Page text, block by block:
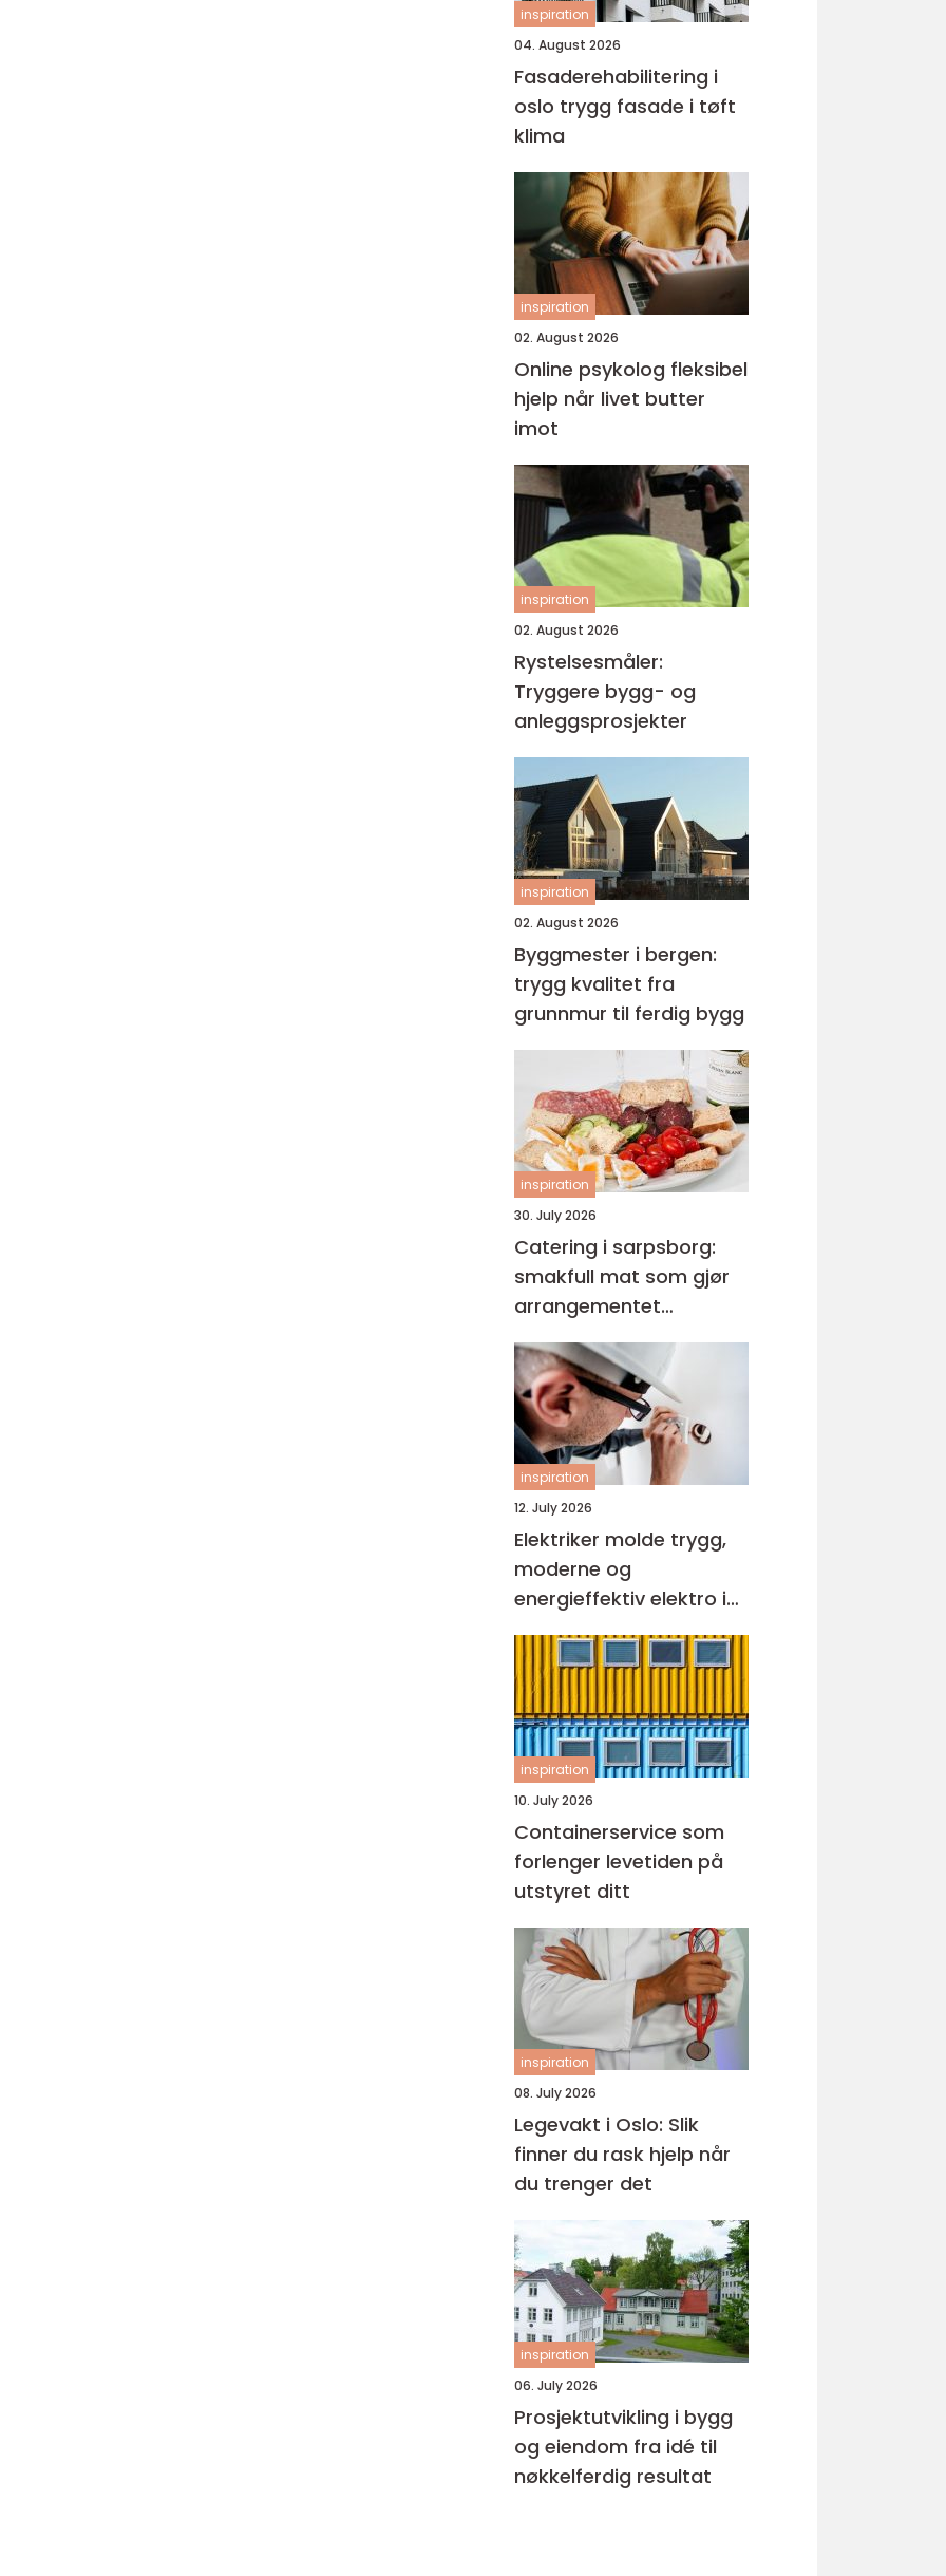
inspiration
04. August 2026
Fasaderehabilitering i
oslo trygg fasade i tøft
klima
inspiration
02. August 2026
Online psykolog fleksibel
hjelp når livet butter
imot
inspiration
02. August 2026
Rystelsesmåler:
Tryggere bygg- og
anleggsprosjekter
inspiration
02. August 2026
Byggmester i bergen:
trygg kvalitet fra
grunnmur til ferdig bygg
inspiration
30. July 2026
Catering i sarpsborg:
smakfull mat som gjør
arrangementet
komplett
inspiration
12. July 2026
Elektriker molde trygg,
moderne og
energieffektiv elektro i
hverdagen
inspiration
10. July 2026
Containerservice som
forlenger levetiden på
utstyret ditt
inspiration
08. July 2026
Legevakt i Oslo: Slik
finner du rask hjelp når
du trenger det
inspiration
06. July 2026
Prosjektutvikling i bygg
og eiendom fra idé til
nøkkelferdig resultat